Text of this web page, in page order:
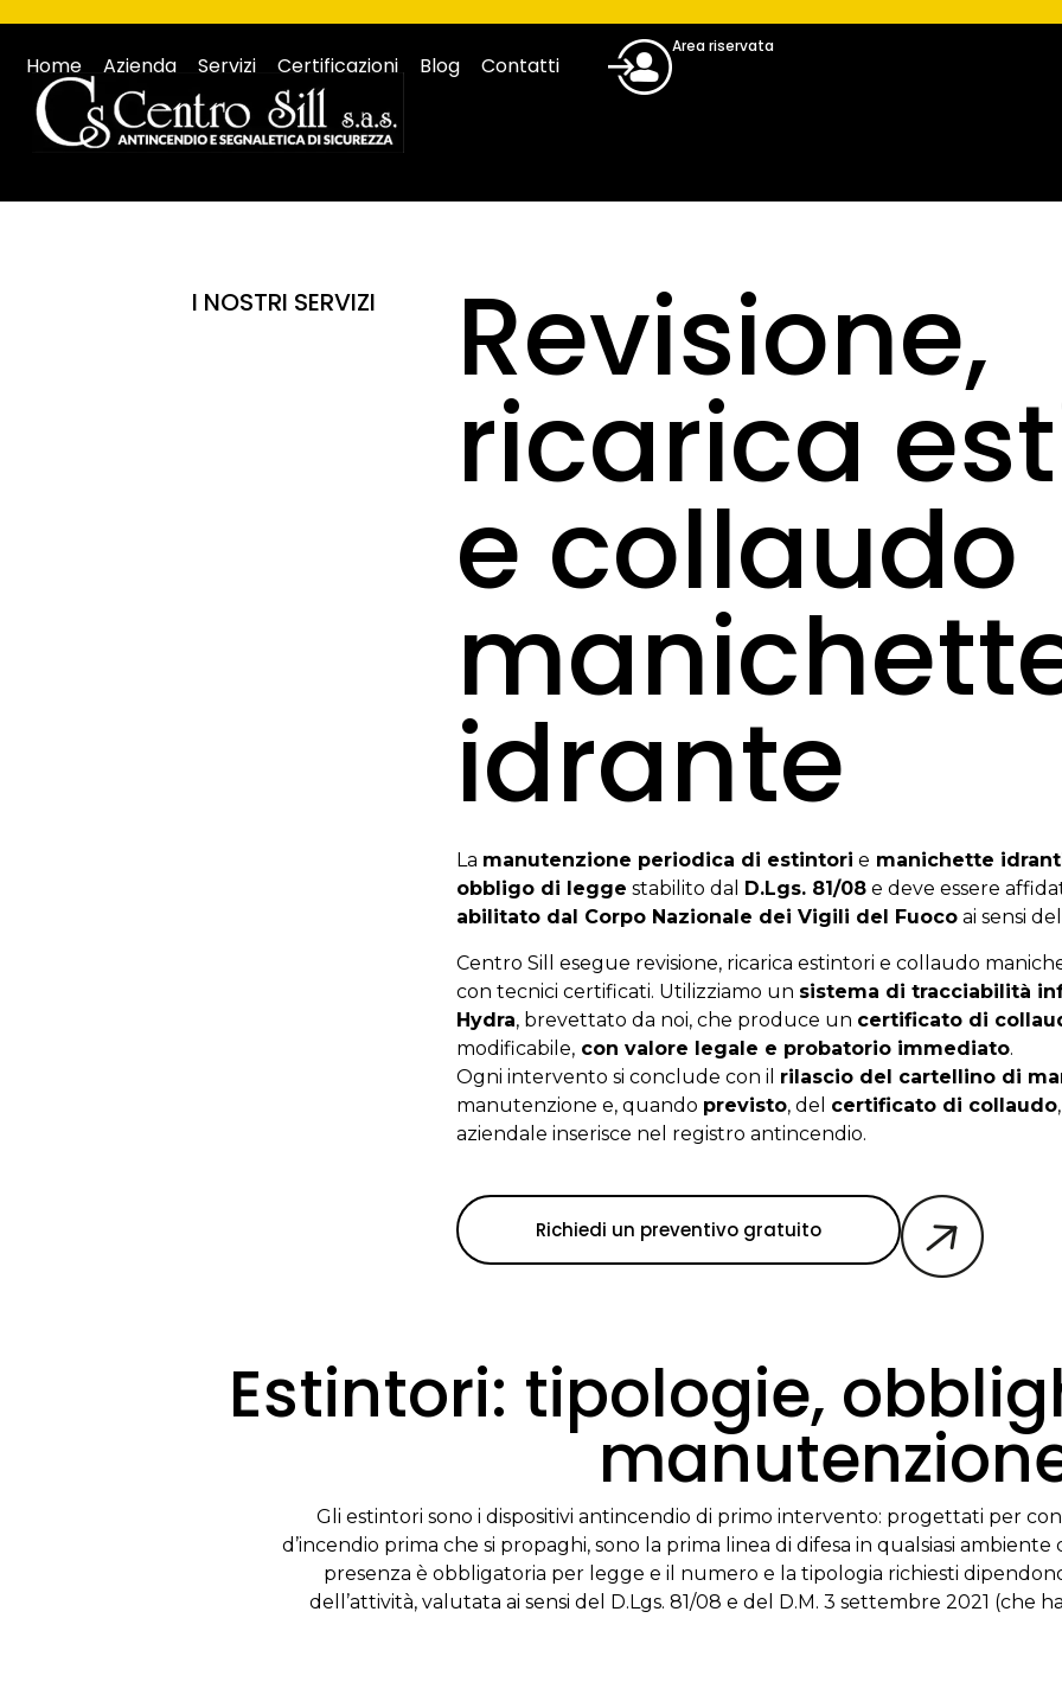
Home Azienda Servizi Certificazioni Blog Contatti
Area riservata
I NOSTRI SERVIZI Revisione,
ricarica
e collaudo
idrante
La manutenzione periodica di estintori e manichette
obbligo di legge stabilito dal D.Lgs. 81/08e deve essere
abilitato dal Corpo Nazionale dei Vigili del Fuocoai sensi del
Centro Sill esegue revisione, ricarica estintori e collaudo
con tecnici certificati. Utilizziamo un sistema di tracciabilità
Hydra, brevettato da noi, che produce un certificato di
modificabile,con valore legale e probatorio immediato.
Ogni intervento si conclude con il rilascio del cartellino di
manutenzione e, quando previsto, del certificato di collaudo
aziendale inserisce nel registro antincendio.
Richiedi un preventivo gratuito
Estintori: tipologie,
Gli estintori sono i dispositivi antincendio di primo intervento: progettati per
d’incendio prima che si propaghi, sono la prima linea di difesa in qualsiasi
presenza è obbligatoria per legge e il numero e la tipologia richiesti
dell’attività, valutata ai sensi del D.Lgs. 81/08 e del D.M. 3 settembre 2021 (che